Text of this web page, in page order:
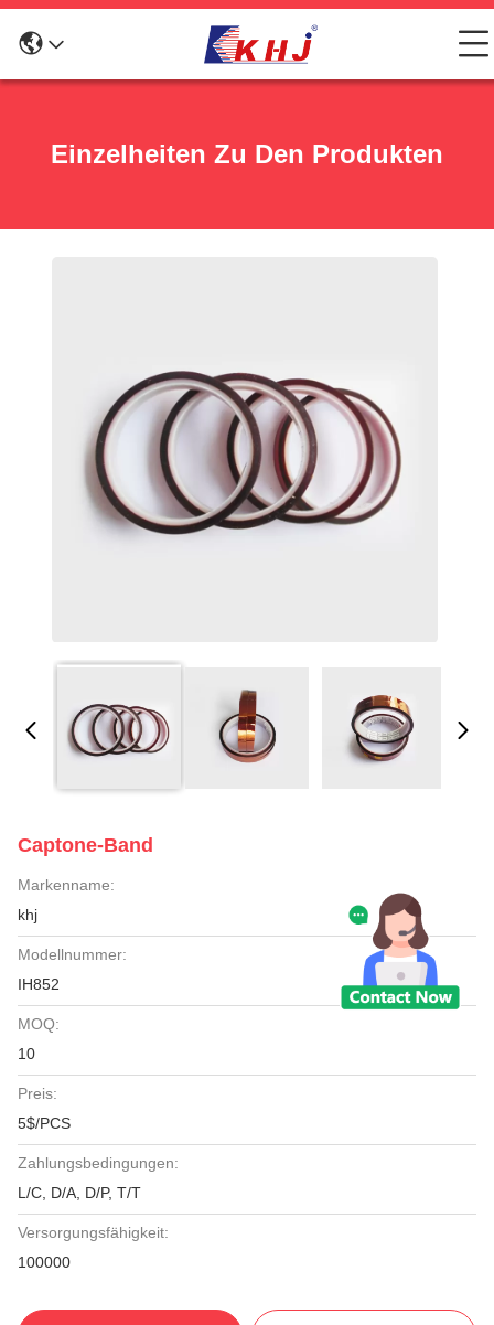
Einzelheiten Zu Den Produkten
Captone-Band
Markenname:
khj
Modellnummer:
IH852
MOQ:
10
Preis:
5$/PCS
Zahlungsbedingungen:
L/C, D/A, D/P, T/T
Versorgungsfähigkeit:
100000